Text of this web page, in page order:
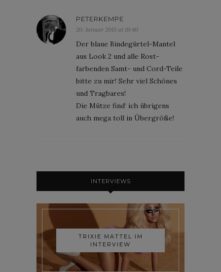
PETERKEMPE
20. Januar 2015 at 19:40
Der blaue Bindegürtel-Mantel
aus Look 2 und alle Rost-
farbenden Samt- und Cord-Teile
bitte zu mir! Sehr viel Schönes
und Tragbares!
Die Mütze find‘ ich übrigens
auch mega toll in Übergröße!
INTERVIEWS
TRIXIE MATTEL IM
INTERVIEW